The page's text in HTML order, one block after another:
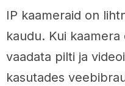
IP kaameraid on
kaudu. Kui
vaadata pilti ja
kasutades